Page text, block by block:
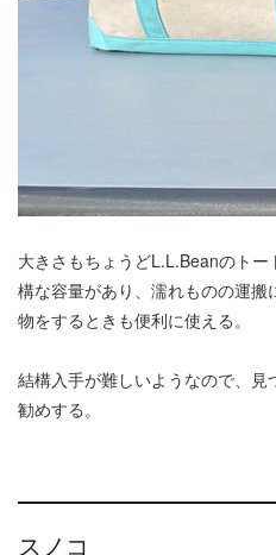
大きさもちょうどL.L.Beanのト
構な容量があり、濡れものの運
物をするときも便利に使える。
結構入手が難しいようなので、
勧めする。
スノコ